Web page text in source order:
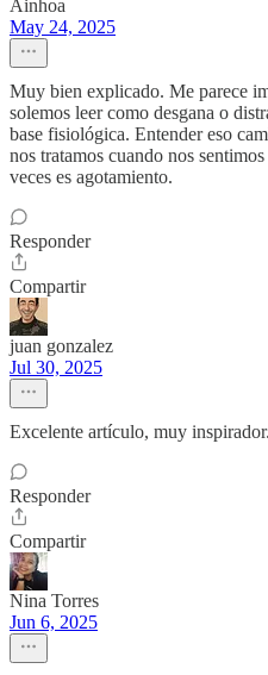
Ainhoa
May 24, 2025
Muy bien explicado. Me parece
solemos leer como desgana o
base fisiológica. Entender eso
nos tratamos cuando nos
veces es agotamiento.
Responder
Compartir
juan gonzalez
Jul 30, 2025
Excelente artículo, muy inspirador.
Responder
Compartir
Nina Torres
Jun 6, 2025